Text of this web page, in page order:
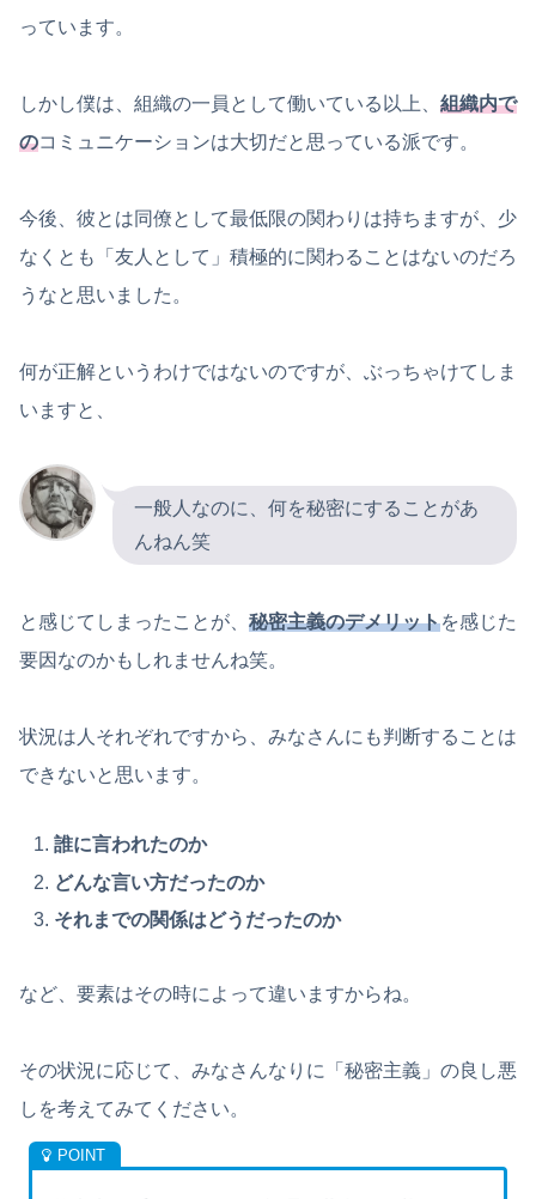
っています。
しかし僕は、組織の一員として働いている以上、 組織内で
のコミュニケーションは大切だと思っている派です。
今後、彼とは同僚として最低限の関わりは持ちますが、少
なくとも「友人として」積極的に関わることはないのだろ
うなと思いました。
何が正解というわけではないのですが、ぶっちゃけてしま
いますと、
一般人なのに、何を秘密にすることがあ
んねん笑
と感じてしまったことが、 秘密主義のデメリットを感じた
要因なのかもしれませんね笑。
状況は人それぞれですから、みなさんにも判断することは
できないと思います。
誰に言われたのか
どんな言い方だったのか
それまでの関係はどうだったのか
など、要素はその時によって違いますからね。
その状況に応じて、みなさんなりに「秘密主義」の良し悪
しを考えてみてください。